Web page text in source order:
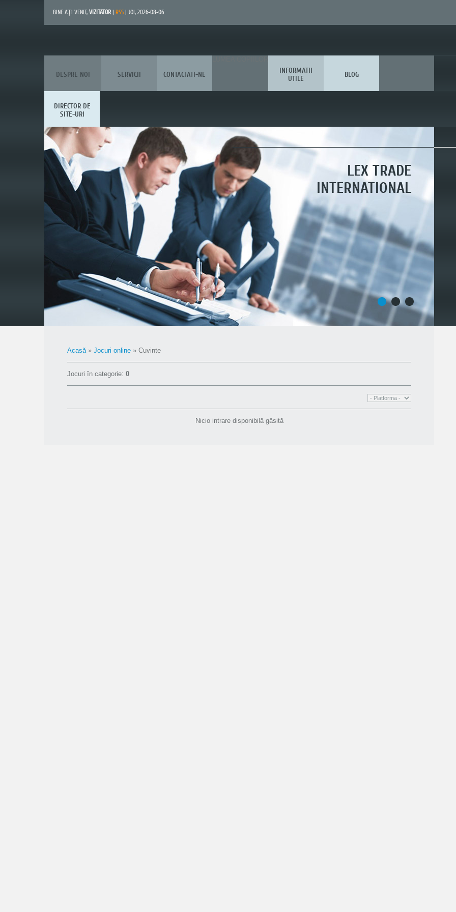
BINE AŢI VENIT, VIZITATOR RSS | JOI, 2026-08-06
DESPRE NOI SERVICII CONTACTATI-NE
INFORMATII
UTILE
BLOG
DIRECTOR DE
SITE-URI
LEX TRADE
INTERNATIONAL
LEX TRADE
INTERNATIONAL
LEX TRADE
INTERNATIONAL
1
Acasă» Jocuri online » Cuvinte
Jocuri în categorie: 0
Nicio intrare disponibilă găsită